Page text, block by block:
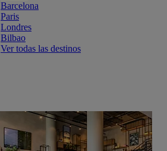
Barcelona
Paris
Londres
Bilbao
Ver todas las destinos